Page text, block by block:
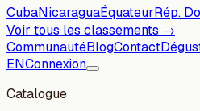
CubaNicaraguaÉquateurRép.
Voir tous les classements →
CommunautéBlogContact
ENConnexion
Catalogue